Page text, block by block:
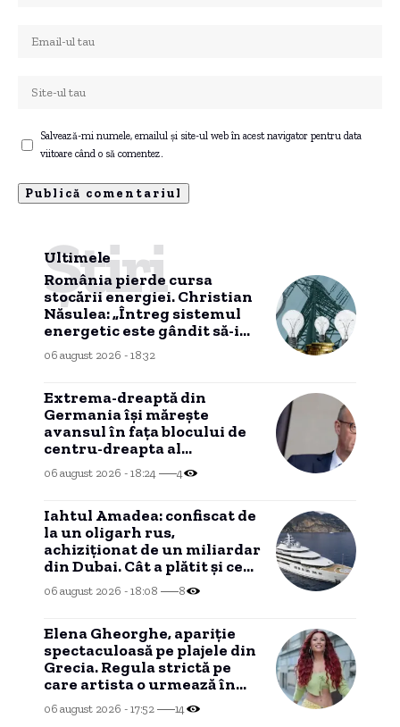
Salvează-mi numele, emailul și site-ul web în acest navigator pentru data
viitoare când o să comentez.
Ultimele
Știri
România pierde cursa
stocării energiei. Christian
Năsulea: „Întreg sistemul
energetic este gândit să-i
dezavantajeze pe cetățeni”
06 august 2026 - 18:32
Extrema-dreaptă din
Germania îşi măreşte
avansul în faţa blocului de
centru-dreapta al
cancelarului Friedrich Merz
(sondaj)
06 august 2026 - 18:24 4
Iahtul Amadea: confiscat de
la un oligarh rus,
achiziționat de un miliardar
din Dubai. Cât a plătit și ce
intenționează să facă cu el
noul proprietar.
06 august 2026 - 18:08 8
Elena Gheorghe, apariție
spectaculoasă pe plajele din
Grecia. Regula strictă pe
care artista o urmează în
vacanță.
06 august 2026 - 17:52 14